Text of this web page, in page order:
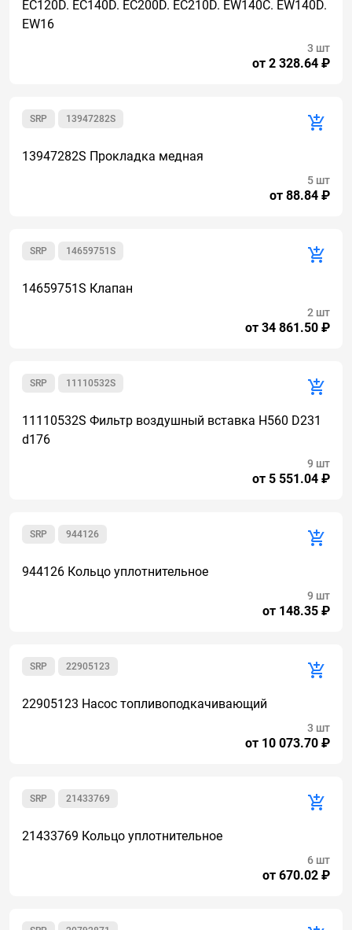
EC120D. EC140D. EC200D. EC210D. EW140C. EW140D.
EW16
от 2 328.64 ₽
3 шт
13947282S
SRP
13947282S Прокладка медная
от 88.84 ₽
5 шт
14659751S
SRP
14659751S Клапан
от 34 861.50 ₽
2 шт
11110532S
SRP
11110532S Фильтр воздушный вставка H560 D231
d176
от 5 551.04 ₽
9 шт
944126
SRP
944126 Кольцо уплотнительное
от 148.35 ₽
9 шт
22905123
SRP
22905123 Насос топливоподкачивающий
от 10 073.70 ₽
3 шт
21433769
SRP
21433769 Кольцо уплотнительное
от 670.02 ₽
6 шт